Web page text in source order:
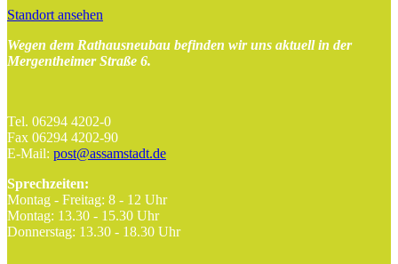
Standort ansehen
Wegen dem Rathausneubau befinden wir uns aktuell in der
Mergentheimer Straße 6.
Tel. 06294 4202-0
Fax 06294 4202-90
E-Mail: post@assamstadt.de
Sprechzeiten:
Montag - Freitag: 8 - 12 Uhr
Montag: 13.30 - 15.30 Uhr
Donnerstag: 13.30 - 18.30 Uhr